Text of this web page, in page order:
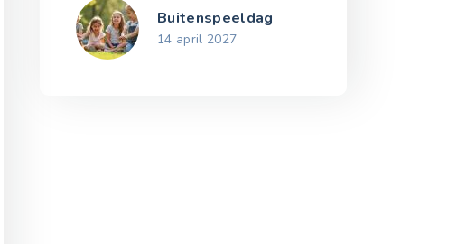
Buitenspeeldag
14 april 2027